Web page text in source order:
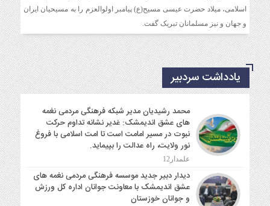
اسلامی، میلاد حضرت عیسی مسیح(ع) پیامبر اولوالعزم را به مسیحیان ایران
و جهان و نیز مسلمانان تبریک گفت.
یادداشت سردبیر
محمد رشیدیان مدیر شبکه فرهنگی مردمی نغمه
های عشق اندیمشک: غدیر نشانه تداوم حرکت
نبوت در مسیر امامت است تا امت اسلامی با فروغ
نور ولایت، راه عدالت را بپیماید.
علمدار12
دیدار دبیر جدید موسسه فرهنگی مردمی نغمه های
عشق اندیمشک با معاونت جوانان اداره کل ورزش
و جوانان خوزستان